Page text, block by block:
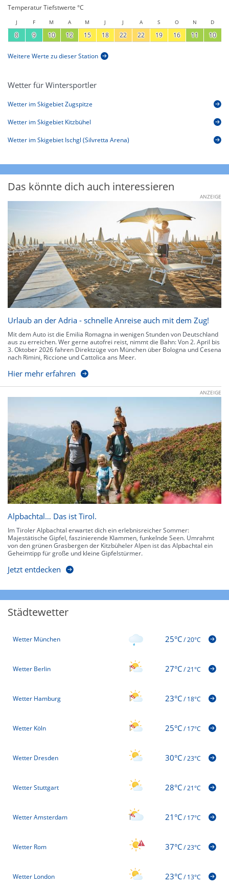
Temperatur Tiefstwerte °C
J F M A M J J A S O N D
8 9 10 12 15 18 22 22 19 16 11 10
Weitere Werte zu dieser Station
Wetter für Wintersportler
Wetter im Skigebiet Zugspitze
Wetter im Skigebiet Kitzbühel
Wetter im Skigebiet Ischgl (Silvretta Arena)
Das könnte dich auch interessieren
ANZEIGE
Urlaub an der Adria - schnelle Anreise auch mit dem Zug!
Mit dem Auto ist die Emilia Romagna in wenigen Stunden von Deutschland
aus zu erreichen. Wer gerne autofrei reist, nimmt die Bahn: Von 2. April bis
3. Oktober 2026 fahren Direktzüge von München über Bologna und Cesena
nach Rimini, Riccione und Cattolica ans Meer.
Hier mehr erfahren
ANZEIGE
Alpbachtal… Das ist Tirol.
Im Tiroler Alpbachtal erwartet dich ein erlebnisreicher Sommer:
Majestätische Gipfel, faszinierende Klammen, funkelnde Seen. Umrahmt
von den grünen Grasbergen der Kitzbüheler Alpen ist das Alpbachtal ein
Geheimtipp für große und kleine Gipfelstürmer.
Jetzt entdecken
Städtewetter
Wetter München 25°C/20°C
Wetter Berlin 27°C/21°C
Wetter Hamburg 23°C/18°C
Wetter Köln 25°C/17°C
Wetter Dresden 30°C/23°C
Wetter Stuttgart 28°C/21°C
Wetter Amsterdam 21°C/17°C
Wetter Rom 37°C/23°C
Wetter London 23°C/13°C